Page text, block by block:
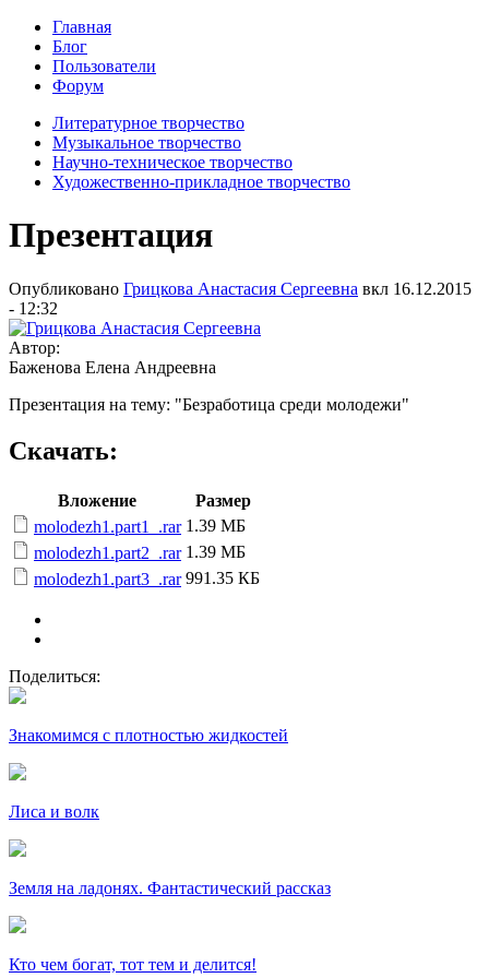
Главная
Блог
Пользователи
Форум
Литературное творчество
Музыкальное творчество
Научно-техническое творчество
Художественно-прикладное творчество
Презентация
Опубликовано Грицкова Анастасия Сергеевна вкл 16.12.2015
- 12:32
Автор:
Баженова Елена Андреевна
Презентация на тему: "Безработица среди молодежи"
Скачать:
Вложение
Размер
molodezh1.part1_.rar 1.39 МБ
molodezh1.part2_.rar 1.39 МБ
molodezh1.part3_.rar 991.35 КБ
Поделиться:
Знакомимся с плотностью жидкостей
Лиса и волк
Земля на ладонях. Фантастический рассказ
Кто чем богат, тот тем и делится!